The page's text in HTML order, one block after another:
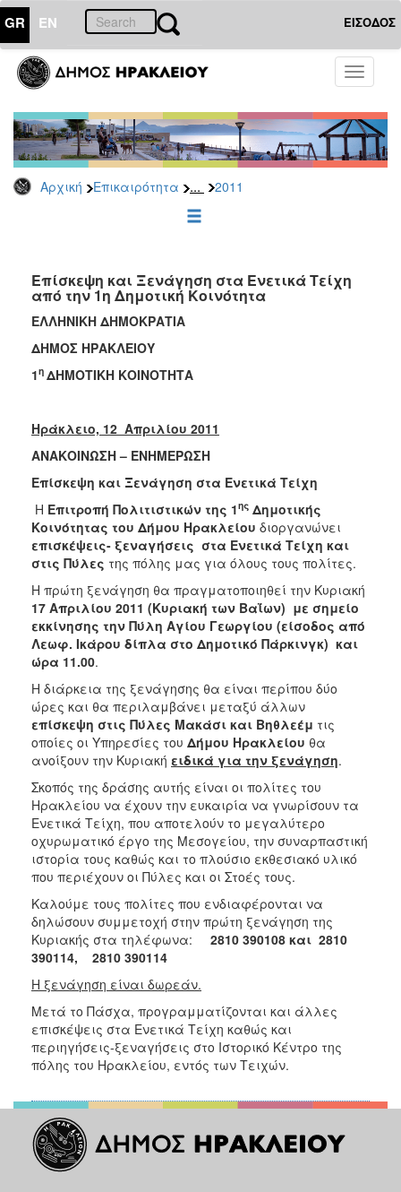
GR EN ΕΙΣΟΔΟΣ
Toggle
Αρχική Επικαιρότητα ... 2011
ΕΠΙΚΑΙΡΟΤΗΤΑ
Τύπου
Αρχείο
2026
2025
2022
2021
2020
2019
2018
2016
2015
2013
2012
2011
2010
2006
ΔΗΜΟΤΗΣ
ΕΠΙΣΚΕΠΤΗΣ
ΗΡΑΚΛΕΙΟ
Επίσκεψη και Ξενάγηση στα Ενετικά Τείχη
από την 1η Δημοτική Κοινότητα
ΕΛΛΗΝΙΚΗ ΔΗΜΟΚΡΑΤΙΑ
ΔΗΜΟΣ ΗΡΑΚΛΕΙΟΥ
1η ΔΗΜΟΤΙΚΗ ΚΟΙΝΟΤΗΤΑ
Ηράκλειο, 12 Απριλίου 2011
ΑΝΑΚΟΙΝΩΣΗ – ΕΝΗΜΕΡΩΣΗ
Επίσκεψη και Ξενάγηση στα Ενετικά Τείχη
Η Επιτροπή Πολιτιστικών της 1ης Δημοτικής
Κοινότητας του Δήμου Ηρακλείου διοργανώνει
επισκέψεις- ξεναγήσεις στα Ενετικά Τείχη και
στις Πύλες της πόλης μας για όλους τους πολίτες.
Η πρώτη ξενάγηση θα πραγματοποιηθεί την Κυριακή
17 Απριλίου 2011 (Κυριακή των Βαΐων) με σημείο
εκκίνησης την Πύλη Αγίου Γεωργίου (είσοδος από
Λεωφ. Ικάρου δίπλα στο Δημοτικό Πάρκινγκ) και
ώρα 11.00.
Η διάρκεια της ξενάγησης θα είναι περίπου δύο
ώρες και θα περιλαμβάνει μεταξύ άλλων
επίσκεψη στις Πύλες Μακάσι και Βηθλεέμ τις
οποίες οι Υπηρεσίες του Δήμου Ηρακλείου θα
ανοίξουν την Κυριακή ειδικά για την ξενάγηση.
Σκοπός της δράσης αυτής είναι οι πολίτες του
Ηρακλείου να έχουν την ευκαιρία να γνωρίσουν τα
Ενετικά Τείχη, που αποτελούν το μεγαλύτερο
οχυρωματικό έργο της Μεσογείου, την συναρπαστική
ιστορία τους καθώς και το πλούσιο εκθεσιακό υλικό
που περιέχουν οι Πύλες και οι Στοές τους.
Καλούμε τους πολίτες που ενδιαφέρονται να
δηλώσουν συμμετοχή στην πρώτη ξενάγηση της
Κυριακής στα τηλέφωνα: 2810 390108 και 2810
390114,
2810 390114
Η ξενάγηση είναι δωρεάν.
Μετά το Πάσχα, προγραμματίζονται και άλλες
επισκέψεις στα Ενετικά Τείχη καθώς και
περιηγήσεις-ξεναγήσεις στο Ιστορικό Κέντρο της
πόλης του Ηρακλείου, εντός των Τειχών.